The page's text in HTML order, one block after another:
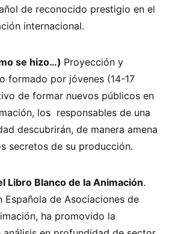
de reconocido prestigio en el
internacional.
se hizo…) Proyección y
formado por jóvenes (14-17
de formar nuevos públicos en
los responsables de una
descubrirán, de manera amena
secretos de su producción.
Libro Blanco de la Animación.
Española de Asociaciones de
ha promovido la